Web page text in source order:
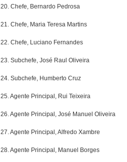
20. Chefe, Bernardo Pedrosa
21. Chefe, Maria Teresa Martins
22. Chefe, Luciano Fernandes
23. Subchefe, José Raul Oliveira
24. Subchefe, Humberto Cruz
25. Agente Principal, Rui Teixeira
26. Agente Principal, José Manuel Oliveira
27. Agente Principal, Alfredo Xambre
28. Agente Principal, Manuel Borges